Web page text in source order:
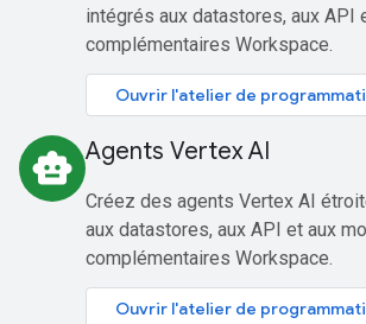
intégrés aux datastores, aux API
complémentaires Workspace.
Ouvrir l'atelier de
smart_toy Agents Vertex AI
Créez des agents Vertex AI
aux datastores, aux API et aux
complémentaires Workspace.
Ouvrir l'atelier de